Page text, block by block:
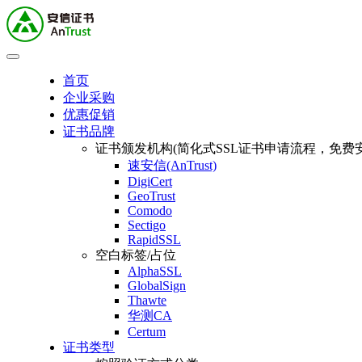
首页
企业采购
优惠促销
证书品牌
证书颁发机构(简化式SSL证书申请流程，免费
速安信(AnTrust)
DigiCert
GeoTrust
Comodo
Sectigo
RapidSSL
空白标签/占位
AlphaSSL
GlobalSign
Thawte
华测CA
Certum
证书类型